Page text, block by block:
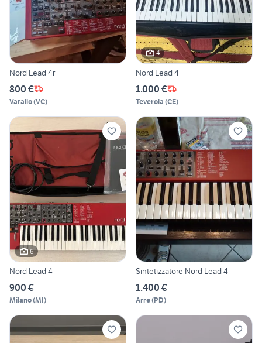
Nord Lead 4r
800 €
Varallo(VC)
4
Nord Lead 4
1.000 €
Teverola (CE)
6
Nord Lead 4
900 €
Milano(MI)
Sintetizzatore Nord Lead 4
1.400 €
Arre(PD)